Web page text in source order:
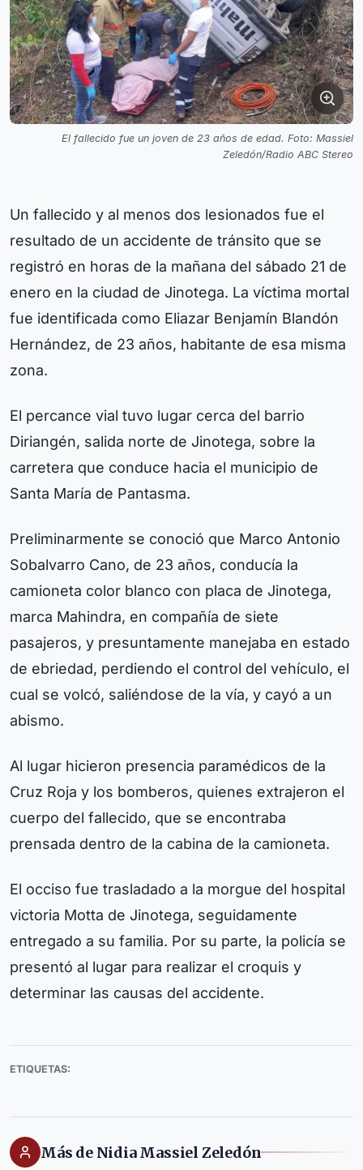
El fallecido fue un joven de 23 años de edad. Foto: Massiel
Zeledón/Radio ABC Stereo
Un fallecido y al menos dos lesionados fue el
resultado de un accidente de tránsito que se
registró en horas de la mañana del sábado 21 de
enero en la ciudad de Jinotega. La víctima mortal
fue identificada como Eliazar Benjamín Blandón
Hernández, de 23 años, habitante de esa misma
zona.
El percance vial tuvo lugar cerca del barrio
Diriangén, salida norte de Jinotega, sobre la
carretera que conduce hacia el municipio de
Santa María de Pantasma.
Preliminarmente se conoció que Marco Antonio
Sobalvarro Cano, de 23 años, conducía la
camioneta color blanco con placa de Jinotega,
marca Mahindra, en compañía de siete
pasajeros, y presuntamente manejaba en estado
de ebriedad, perdiendo el control del vehículo, el
cual se volcó, saliéndose de la vía, y cayó a un
abismo.
Al lugar hicieron presencia paramédicos de la
Cruz Roja y los bomberos, quienes extrajeron el
cuerpo del fallecido, que se encontraba
prensada dentro de la cabina de la camioneta.
El occiso fue trasladado a la morgue del hospital
victoria Motta de Jinotega, seguidamente
entregado a su familia. Por su parte, la policía se
presentó al lugar para realizar el croquis y
determinar las causas del accidente.
ETIQUETAS:
Más de Nidia Massiel Zeledón